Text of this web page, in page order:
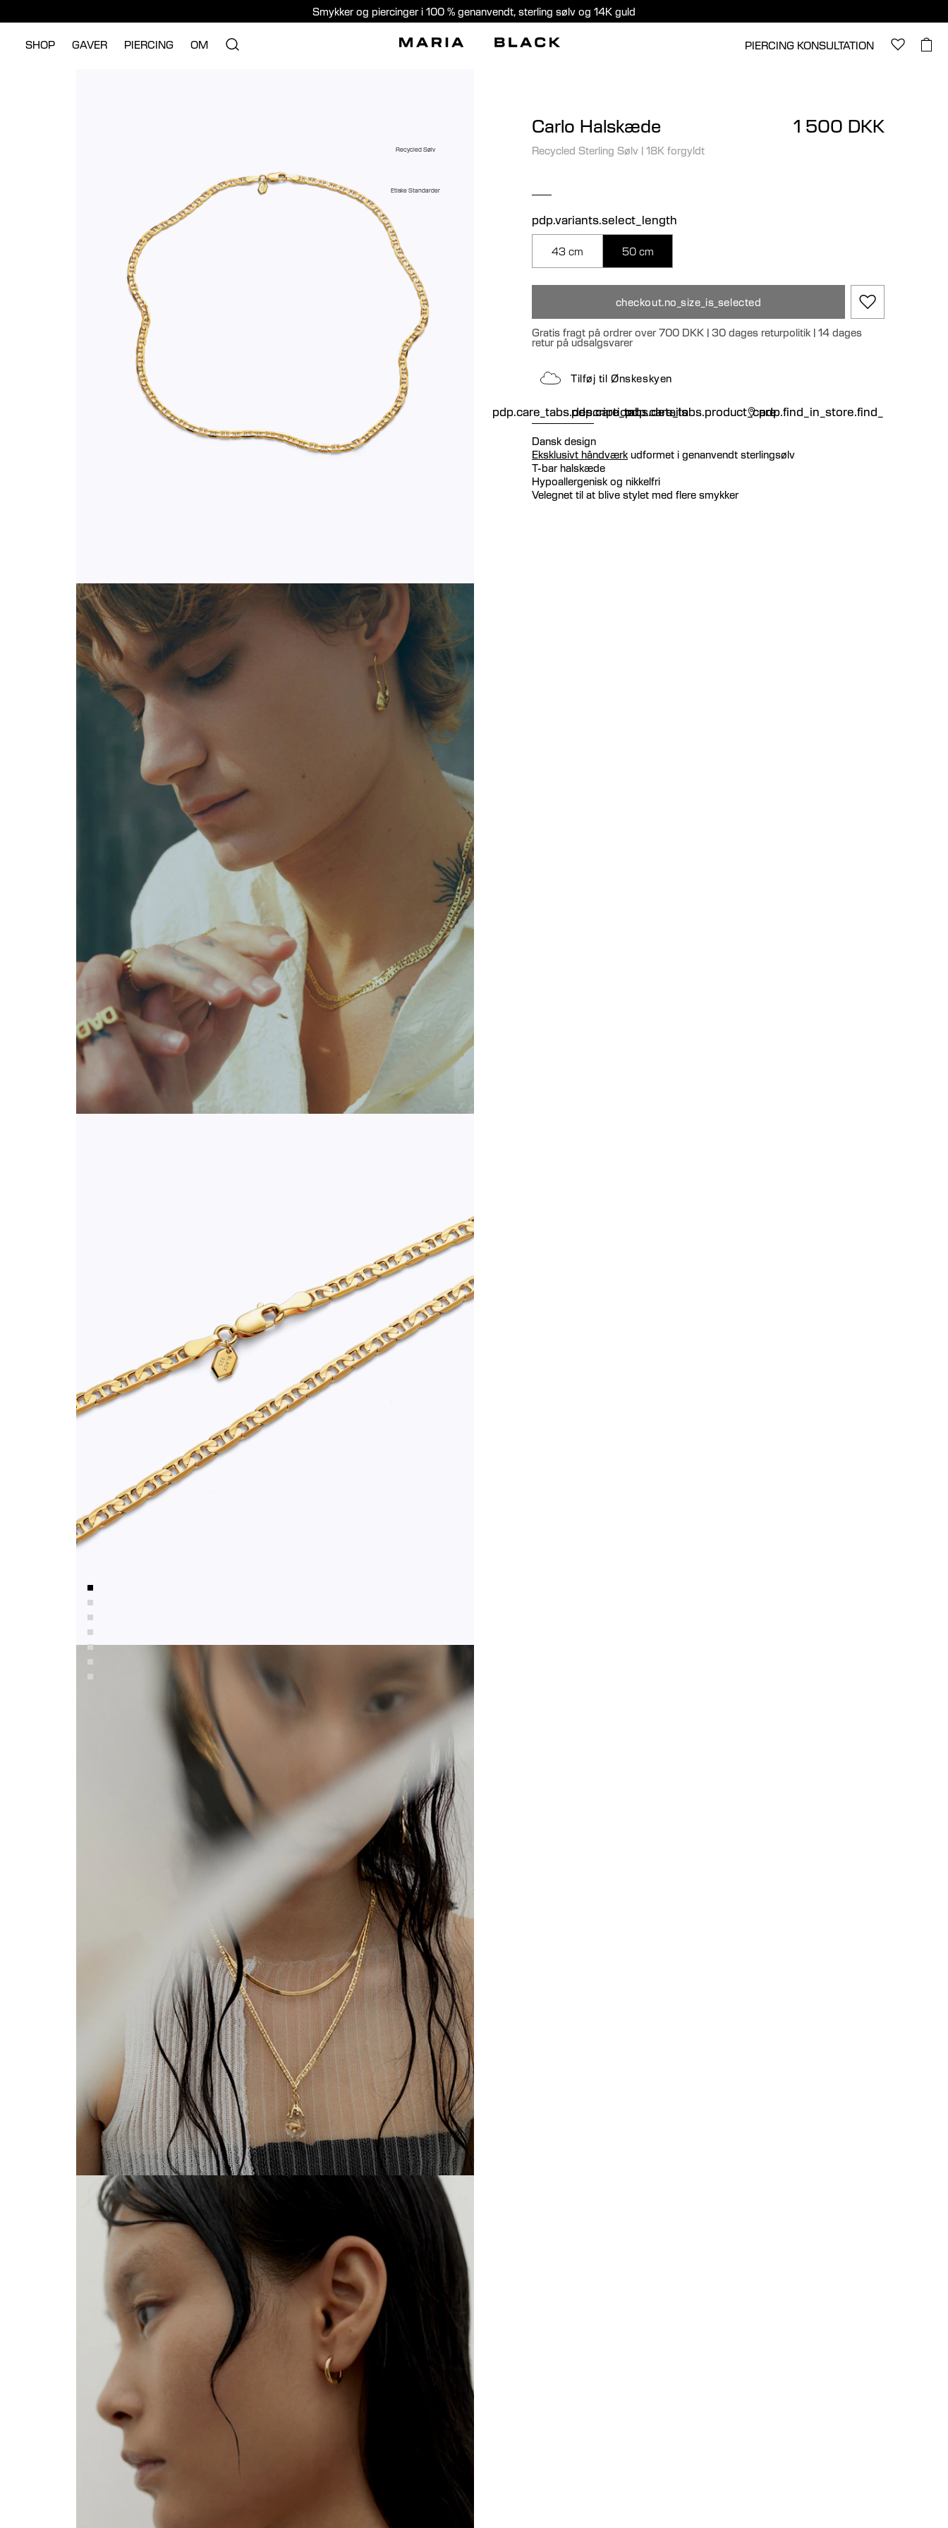
Smykker og piercinger i 100 % genanvendt, sterling sølv og 14K guld
SHOP GAVER PIERCING OM PIERCING KONSULTATION
Recycled Sølv
Etiske Standarder
Carlo Halskæde 1 500 DKK
Recycled Sterling Sølv | 18K forgyldt
pdp.variants.select_length
43 cm 50 cm
checkout.no_size_is_selected
Gratis fragt på ordrer over 700 DKK | 30 dages returpolitik | 14 dages
retur på udsalgsvarer
Tilføj til Ønskeskyen
pdp.care_tabs.description
pdp.care_tabs.details
pdp.care_tabs.product_carepdp.find_in_store.find_in_store
Dansk design
Eksklusivt håndværk udformet i genanvendt sterlingsølv
T-bar halskæde
Hypoallergenisk og nikkelfri
Velegnet til at blive stylet med flere smykker